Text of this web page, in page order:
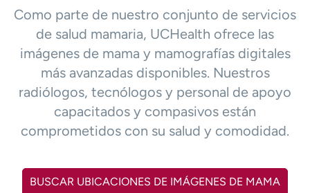
úComo parte de nuestro conjunto de servicios
de salud mamaria, UCHealth ofrece las
imágenes de mama y mamografías digitales
más avanzadas disponibles. Nuestros
radiólogos, tecnólogos y personal de apoyo
capacitados y compasivos están
comprometidos con su salud y comodidad.
BUSCAR UBICACIONES DE IMÁGENES DE MAMA